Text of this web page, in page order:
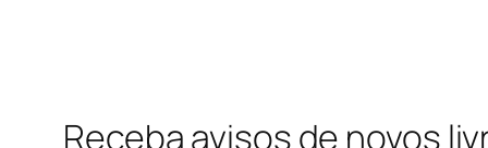
Receba avisos de novos